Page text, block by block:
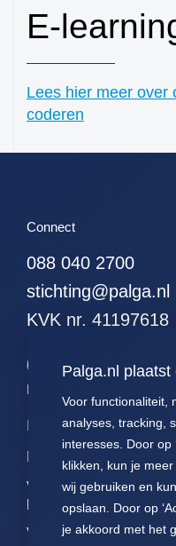
Palga.nl plaatst
Voor functionaliteit,
analyses, tracking,
interesses. Door op
klikken, kun je
wij gebruiken en
opslaan. Door op
je akkoord met het
E-
Lees hier meer over
coderen
Connect
088 040 2700
stichting@palga.nl
KVK nr. 41197618
Palga links
Impact
Data
Voor
pathologen
Voor
FAQ